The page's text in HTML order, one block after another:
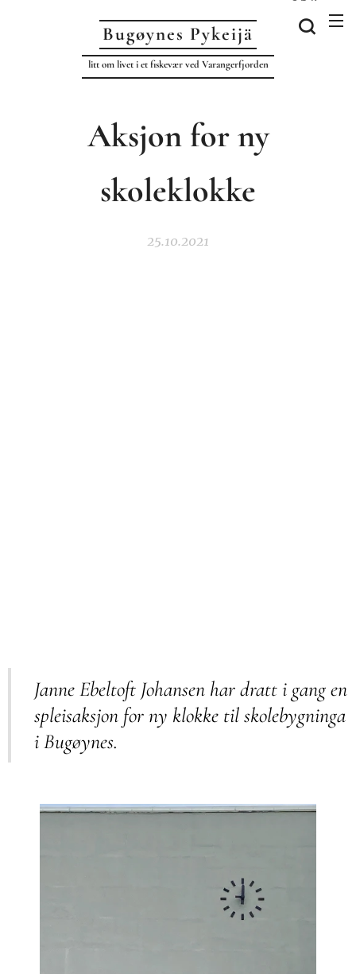
Bugøynes Pykeijä
litt om livet i et fiskevær ved Varangerfjorden
Aksjon for ny
skoleklokke
25.10.2021
Janne Ebeltoft Johansen har dratt i gang en
spleisaksjon for ny klokke til skolebygninga
i Bugøynes.